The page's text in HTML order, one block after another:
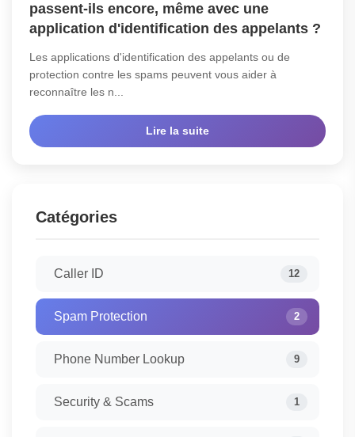
passent-ils encore, même avec une
application d'identification des appelants ?
Les applications d'identification des appelants ou de
protection contre les spams peuvent vous aider à
reconnaître les n...
Lire la suite
Catégories
Caller ID 12
Spam Protection 2
Phone Number Lookup 9
Security & Scams 1